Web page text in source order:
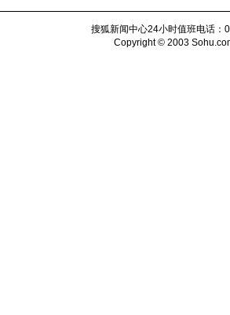
搜狐新闻中心24小时值班电话
Copyright © 2003